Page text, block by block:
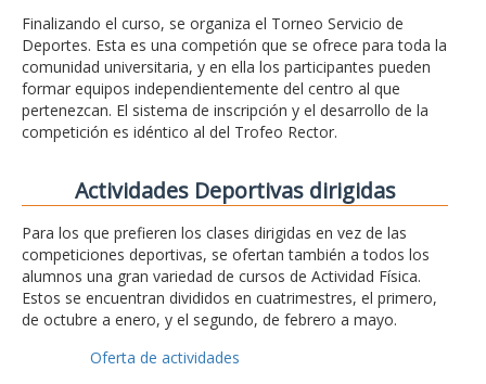
Finalizando el curso, se organiza el Torneo Servicio de
Deportes. Esta es una competión que se ofrece para toda la
comunidad universitaria, y en ella los participantes pueden
formar equipos independientemente del centro al que
pertenezcan. El sistema de inscripción y el desarrollo de la
competición es idéntico al del Trofeo Rector.
Actividades Deportivas dirigidas
Para los que prefieren los clases dirigidas en vez de las
competiciones deportivas, se ofertan también a todos los
alumnos una gran variedad de cursos de Actividad Física.
Estos se encuentran divididos en cuatrimestres, el primero,
de octubre a enero, y el segundo, de febrero a mayo.
Oferta de actividades